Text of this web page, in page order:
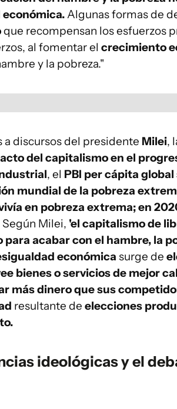
Algunas formas de
que recompensan los esfuerzos
al fomentar el crecimiento
y la pobreza."
a discursos del presidente Milei,
del capitalismo en el
, el PBI per cápita
mundial de la pobreza
en pobreza extrema; en
Según Milei, 'el capitalismo de
acabar con el hambre, la
económica surge de
bienes o servicios de mejor
más dinero que sus
resultante de elecciones
ideológicas y el